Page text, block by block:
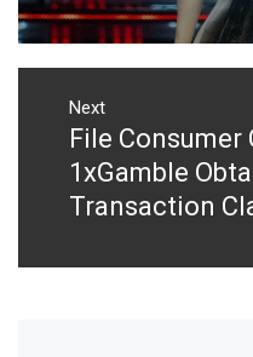
Next
Next
post:
File
1xGamble
Transaction